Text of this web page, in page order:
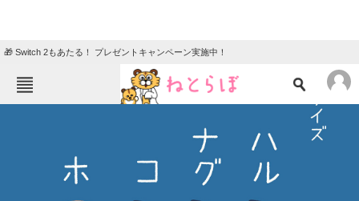
🎁 Switch 2もあたる！ プレゼントキャンペーン実施中！
ニュース
クイズ